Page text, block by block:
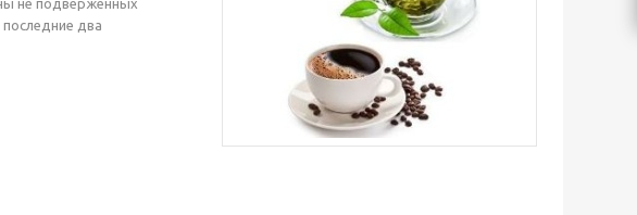
не подверженных
два